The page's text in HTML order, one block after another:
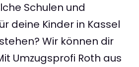
Schulen und
deine Kinder in Kassel
Wir können dir
Umzugsprofi Roth aus